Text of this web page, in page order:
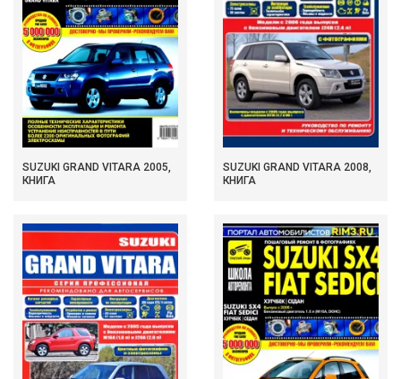
SUZUKI GRAND VITARA 2005,
КНИГА
SUZUKI GRAND VITARA 2008,
КНИГА